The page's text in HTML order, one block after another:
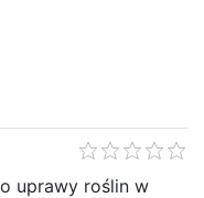
uprawy roślin w